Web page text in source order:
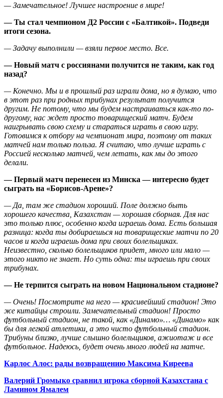
— Замечательное! Лучшее настроение в мире!
— Ты стал чемпионом Д2 России с «Балтикой». Подведи
итоги сезона.
— Задачу выполнили — взяли первое место. Все.
— Новый матч с россиянами получится не таким, как год
назад?
— Конечно. Мы и в прошлый раз играли дома, но я думаю, что
в этот раз при родных трибунах результат получится
другим. Не потому, что мы будем настраиваться как-то по-
другому, нас ждет просто товарищеский матч. Будем
наигрывать свою схему и стараться играть в свою игру.
Готовимся к отбору на чемпионат мира, поэтому от таких
матчей нам только польза. Я считаю, что лучше играть с
Россией несколько матчей, чем летать, как мы до этого
делали.
— Первый матч перенесен из Минска — интересно будет
сыграть на «Борисов-Арене»?
— Да, там же стадион хороший. Поле должно быть
хорошего качества, Казахстан — хорошая сборная. Для нас
это только плюс, особенно когда играешь дома. Есть большая
разница: когда ты добираешься на товарищеские матчи по 20
часов и когда играешь дома при своих болельщиках.
Неизвестно, сколько болельщиков придет, много или мало —
этого никто не знает. Но суть одна: ты играешь при своих
трибунах.
— Не терпится сыграть на новом Национальном стадионе?
— Очень! Посмотрите на него — красивейший стадион! Это
же китайцы строили. Замечательный стадион! Просто
футбольный стадион, не такой, как «Динамо»… «Динамо» как
бы для легкой атлетики, а это чисто футбольный стадион.
Трибуны близко, лучше слышно болельщиков, ажиотаж и все
футбольное. Надеюсь, будет очень много людей на матче.
Карлос Алос: рады возвращению Максима Киреева
Валерий Громыко сравнил игрока сборной Казахстана с
Ламином Ямалем